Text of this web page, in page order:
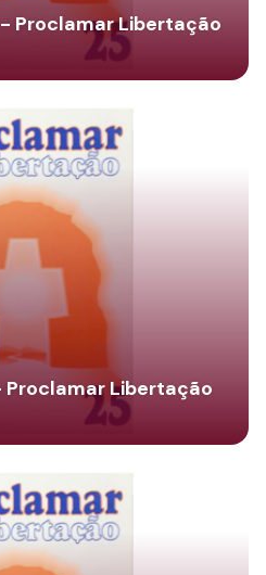
- Proclamar Libertação
Proclamar Libertação